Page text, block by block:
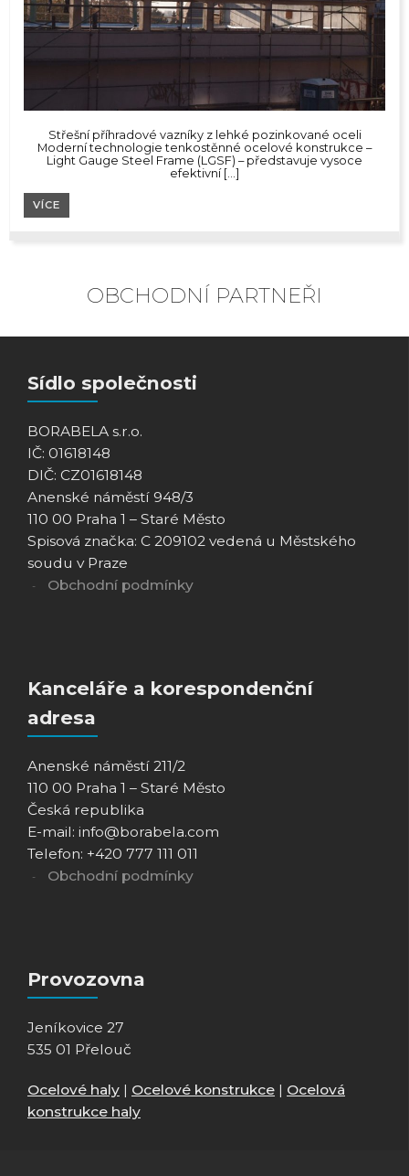
Střešní příhradové vazníky z lehké pozinkované oceli
Moderní technologie tenkostěnné ocelové konstrukce –
Light Gauge Steel Frame (LGSF) – představuje vysoce
efektivní […]
VÍCE
OBCHODNÍ PARTNEŘI
Sídlo společnosti
BORABELA s.r.o.
IČ: 01618148
DIČ: CZ01618148
Anenské náměstí 948/3
110 00 Praha 1 – Staré Město
Spisová značka: C 209102 vedená u Městského
soudu v Praze
Obchodní podmínky
Kanceláře a korespondenční
adresa
Anenské náměstí 211/2
110 00 Praha 1 – Staré Město
Česká republika
E-mail: info@borabela.com
Telefon: +420 777 111 011
Obchodní podmínky
Provozovna
Jeníkovice 27
535 01 Přelouč
Ocelové haly | Ocelové konstrukce | Ocelová
konstrukce haly